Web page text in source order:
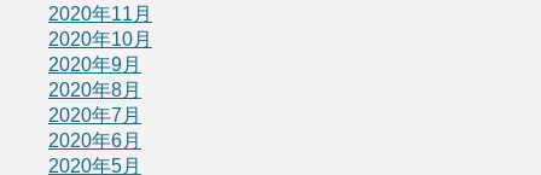
2020年11月
2020年10月
2020年9月
2020年8月
2020年7月
2020年6月
2020年5月